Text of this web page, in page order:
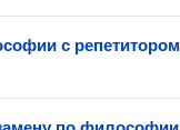
с репетитором